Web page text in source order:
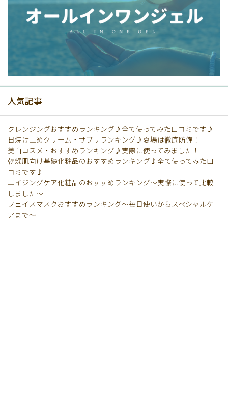
人気記事
クレンジングおすすめランキング♪全て使ってみた口コミです♪
日焼け止めクリーム・サプリランキング♪夏場は徹底防備！
美白コスメ・おすすめランキング♪実際に使ってみました！
乾燥肌向け基礎化粧品のおすすめランキング♪全て使ってみた口
コミです♪
エイジングケア化粧品のおすすめランキング〜実際に使って比較
しました〜
フェイスマスクおすすめランキング〜毎日使いからスペシャルケ
アまで〜